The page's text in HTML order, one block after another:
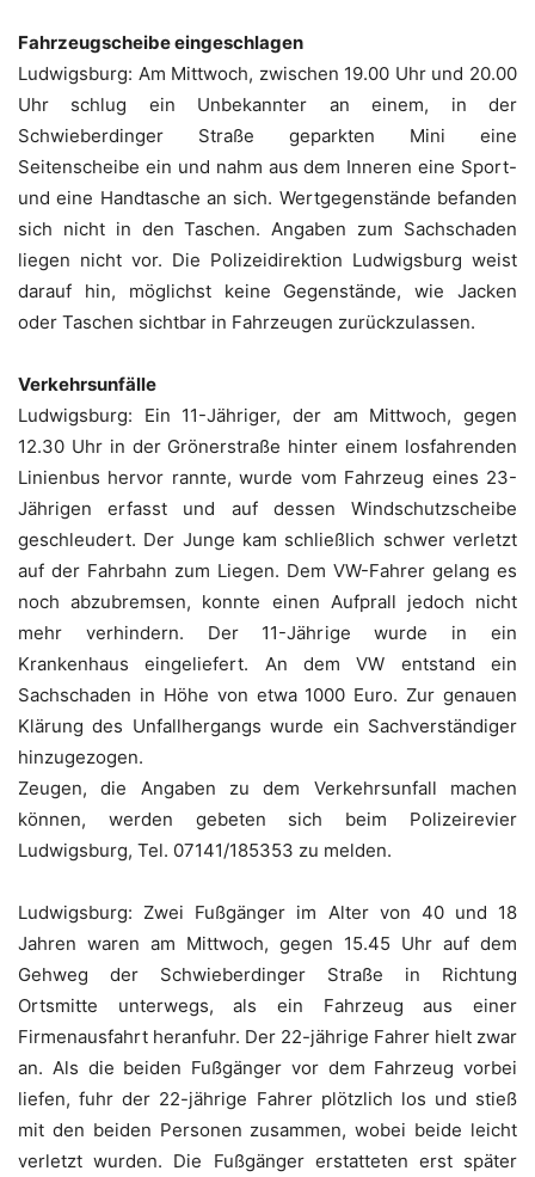
Fahrzeugscheibe eingeschlagen
Ludwigsburg: Am Mittwoch, zwischen 19.00 Uhr und 20.00
Uhr schlug ein Unbekannter an einem, in der
Schwieberdinger Straße geparkten Mini eine
Seitenscheibe ein und nahm aus dem Inneren eine Sport-
und eine Handtasche an sich. Wertgegenstände befanden
sich nicht in den Taschen. Angaben zum Sachschaden
liegen nicht vor. Die Polizeidirektion Ludwigsburg weist
darauf hin, möglichst keine Gegenstände, wie Jacken
oder Taschen sichtbar in Fahrzeugen zurückzulassen.
Verkehrsunfälle
Ludwigsburg: Ein 11-Jähriger, der am Mittwoch, gegen
12.30 Uhr in der Grönerstraße hinter einem losfahrenden
Linienbus hervor rannte, wurde vom Fahrzeug eines 23-
Jährigen erfasst und auf dessen Windschutzscheibe
geschleudert. Der Junge kam schließlich schwer verletzt
auf der Fahrbahn zum Liegen. Dem VW-Fahrer gelang es
noch abzubremsen, konnte einen Aufprall jedoch nicht
mehr verhindern. Der 11-Jährige wurde in ein
Krankenhaus eingeliefert. An dem VW entstand ein
Sachschaden in Höhe von etwa 1000 Euro. Zur genauen
Klärung des Unfallhergangs wurde ein Sachverständiger
hinzugezogen.
Zeugen, die Angaben zu dem Verkehrsunfall machen
können, werden gebeten sich beim Polizeirevier
Ludwigsburg, Tel. 07141/185353 zu melden.
Ludwigsburg: Zwei Fußgänger im Alter von 40 und 18
Jahren waren am Mittwoch, gegen 15.45 Uhr auf dem
Gehweg der Schwieberdinger Straße in Richtung
Ortsmitte unterwegs, als ein Fahrzeug aus einer
Firmenausfahrt heranfuhr. Der 22-jährige Fahrer hielt zwar
an. Als die beiden Fußgänger vor dem Fahrzeug vorbei
liefen, fuhr der 22-jährige Fahrer plötzlich los und stieß
mit den beiden Personen zusammen, wobei beide leicht
verletzt wurden. Die Fußgänger erstatteten erst später